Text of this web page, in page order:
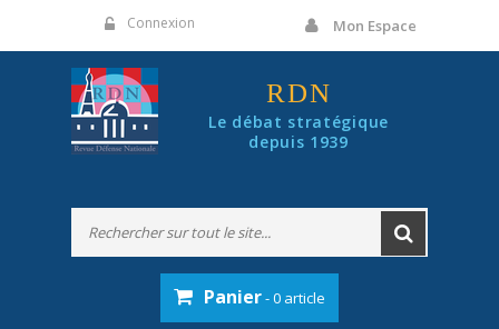
Connexion Mon Espace
RDN
Le débat stratégique
depuis 1939
Panier- 0 article